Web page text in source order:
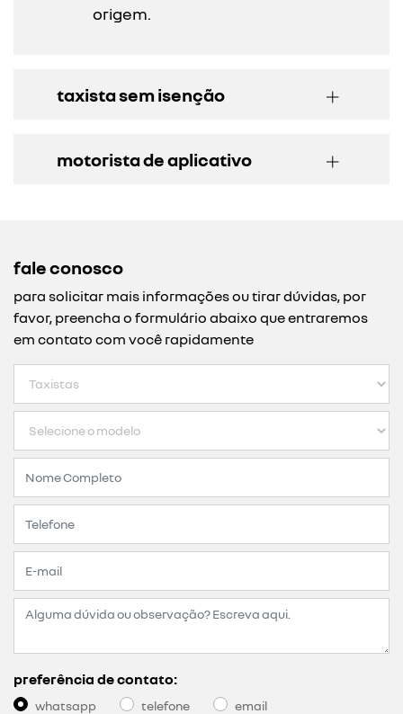
origem.
taxista sem isenção
motorista de aplicativo
fale conosco
para solicitar mais informações ou tirar dúvidas, por
favor, preencha o formulário abaixo que entraremos
em contato com você rapidamente
preferência de contato:
whatsapp telefone email